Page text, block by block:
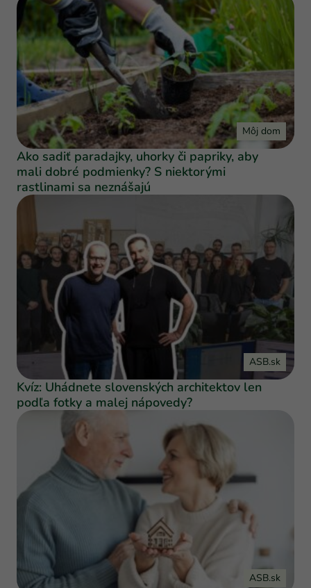
Môj dom
Ako sadiť paradajky, uhorky či papriky, aby
mali dobré podmienky? S niektorými
rastlinami sa neznášajú
ASB.sk
Kvíz: Uhádnete slovenských architektov len
podľa fotky a malej nápovedy?
ASB.sk